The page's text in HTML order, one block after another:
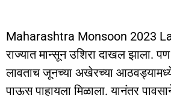
Maharashtra Monsoon 2023
राज्यात मान्सून उशिरा दाखल झाला.
लावताच जूनच्या अखेरच्या आठवड्यामध्ये
पाऊस पाहायला मिळाला. यानंतर